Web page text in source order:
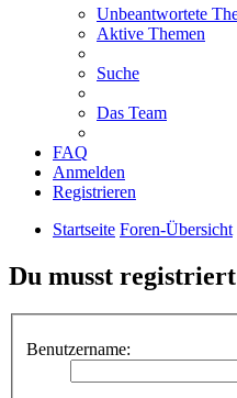
Unbeantwortete
Aktive Themen
Suche
Das Team
FAQ
Anmelden
Registrieren
Startseite Foren-Übersicht
Du musst
Benutzername: